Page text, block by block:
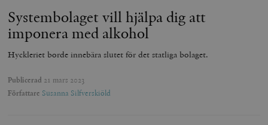
Systembolaget vill hjälpa dig att
imponera med alkohol
Hyckleriet borde innebära slutet för det statliga bolaget.
Publicerad 21 mars 2023
Författare Susanna Silfverskiöld